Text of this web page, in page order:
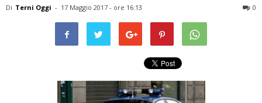
Di Terni Oggi - 17 Maggio 2017 - ore 16:13 0